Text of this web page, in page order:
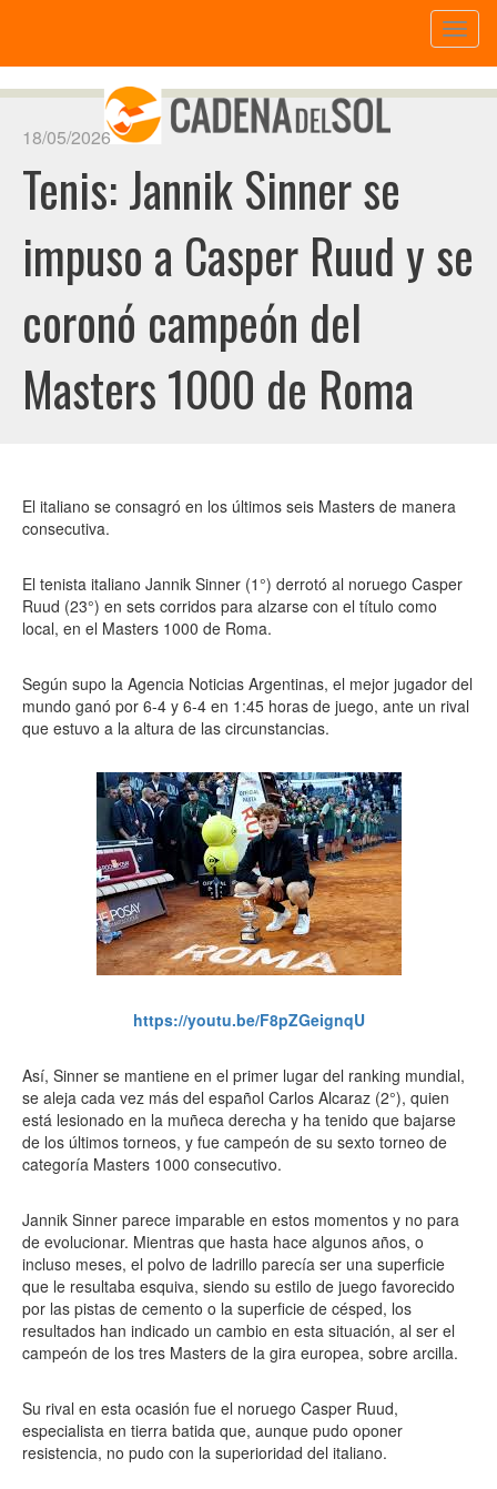
18/05/2026
Tenis: Jannik Sinner se
impuso a Casper Ruud y se
coronó campeón del
Masters 1000 de Roma
El italiano se consagró en los últimos seis Masters de manera
consecutiva.
El tenista italiano Jannik Sinner (1°) derrotó al noruego Casper
Ruud (23°) en sets corridos para alzarse con el título como
local, en el Masters 1000 de Roma.
Según supo la Agencia Noticias Argentinas, el mejor jugador del
mundo ganó por 6-4 y 6-4 en 1:45 horas de juego, ante un rival
que estuvo a la altura de las circunstancias.
https://youtu.be/F8pZGeignqU
Así, Sinner se mantiene en el primer lugar del ranking mundial,
se aleja cada vez más del español Carlos Alcaraz (2°), quien
está lesionado en la muñeca derecha y ha tenido que bajarse
de los últimos torneos, y fue campeón de su sexto torneo de
categoría Masters 1000 consecutivo.
Jannik Sinner parece imparable en estos momentos y no para
de evolucionar. Mientras que hasta hace algunos años, o
incluso meses, el polvo de ladrillo parecía ser una superficie
que le resultaba esquiva, siendo su estilo de juego favorecido
por las pistas de cemento o la superficie de césped, los
resultados han indicado un cambio en esta situación, al ser el
campeón de los tres Masters de la gira europea, sobre arcilla.
Su rival en esta ocasión fue el noruego Casper Ruud,
especialista en tierra batida que, aunque pudo oponer
resistencia, no pudo con la superioridad del italiano.